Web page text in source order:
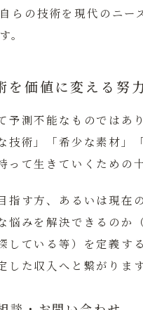
らの技術を現代のニ
。
を価値に変える努
予測不能なものではあ
技術」「希少な素材」
って生きていくための
指す方、あるいは現在
悩みを解決できるのか
している等）を定義す
た収入へと繋がります